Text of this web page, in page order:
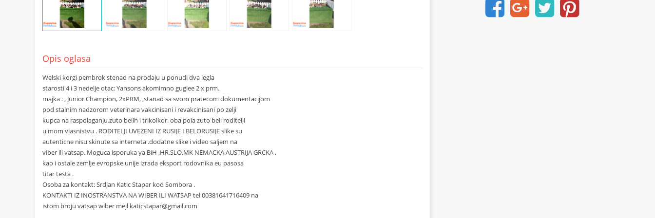
Opis oglasa
Welski korgi pembrok stenad na prodaju u ponudi dva legla
starosti 4 i 3 nedelje otac: Yansons akomimno guglee 2 x prm.
majka : , Junior Champion, 2xPRM, ,stanad sa svom pratecom dokumentacijom
pod stalnim nadzorom veterinara vakcinisani i revakcinisani po zelji
kupca na raspolaganju.zuto belih i trikolkor. oba pola zuto beli roditelji
u mom vlasnistvu . RODITELJI UVEZENI IZ RUSIJE I BELORUSIJE slike su
autenticne nisu skinute sa interneta .dodatne slike i video saljem na
viber ili vatsap. Moguca isporuka ya BiH ,HR,SLO,MK NEMACKA AUSTRIJA GRCKA ,
kao i ostale zemlje evropske unije izrada eksport rodovnika eu pasosa
titar testa .
Osoba za kontakt: Srdjan Katic Stapar kod Sombora .
KONTAKTI IZ INOSTRANSTVA NA WIBER ILI WATSAP tel 00381641716409 na
istom broju vatsap wiber mejl katicstapar@gmail.com